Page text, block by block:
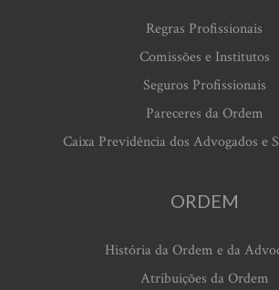
Regras Profissionais
Comissões e Institutos
Seguros Profissionais
Pareceres da Ordem
Caixa Previdência dos Advogados e
ORDEM
História da Ordem e da
Atribuições da Ordem